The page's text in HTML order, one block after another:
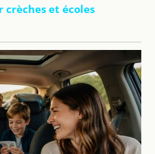
crèches et écoles